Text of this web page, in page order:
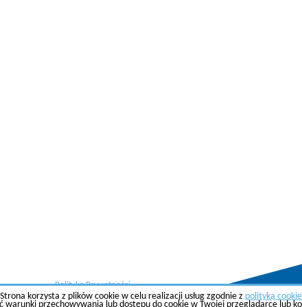
Polityka Prywatności
Strona korzysta z plików cookie w celu realizacji usług zgodnie z polityką
warunki przechowywania lub dostępu do cookie w Twojej przeglądarce lub